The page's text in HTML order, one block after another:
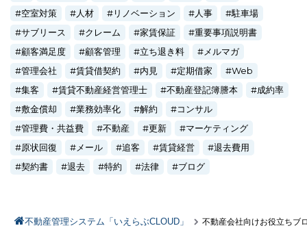
空室対策
人材 リノベーション 人事
駐車場
サブリース
クレーム 家賃保証
重要事項説明書
顧客満足度
顧客管理 立ち退き料
メルマガ
管理会社
賃貸借契約 内見 定期借家
Web
集客
賃貸不動産経営管理士 不動産登記簿謄本
成約率
敷金償却
業務効率化 解約
コンサル
管理費・共益費
不動産 更新
マーケティング
原状回復
メール 追客 賃貸経営
退去費用
契約書
退去 特約 法律 ブログ
不動産管理システム「いえらぶCLOUD」 不動産会社向けお役立ちブ